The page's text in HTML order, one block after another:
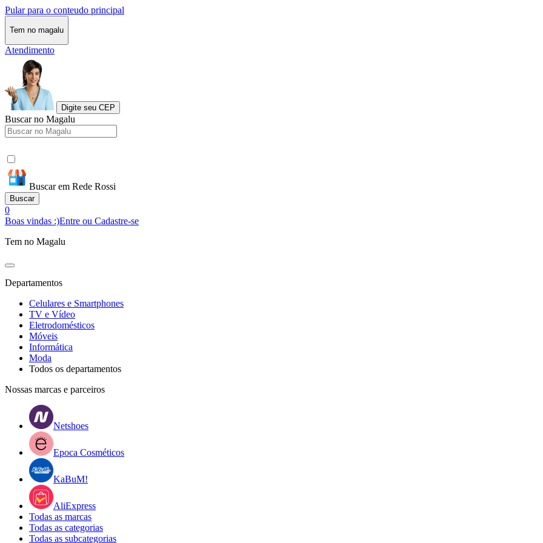
Pular para o conteudo principal
Tem no magalu
Atendimento
Digite seu CEP
Buscar no Magalu
Buscar em Rede Rossi
Buscar
0
Boas vindas :)Entre ou Cadastre-se
Tem no Magalu
Departamentos
Celulares e Smartphones
TV e Vídeo
Eletrodomésticos
Móveis
Informática
Moda
Todos os departamentos
Nossas marcas e parceiros
Netshoes
Epoca Cosméticos
KaBuM!
AliExpress
Todas as marcas
Todas as categorias
Todas as subcategorias